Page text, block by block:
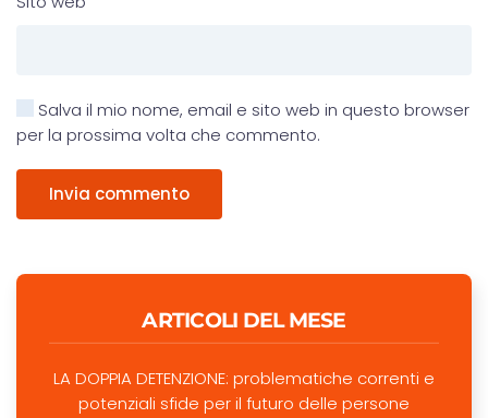
Salva il mio nome, email e sito web in questo browser
per la prossima volta che commento.
Invia commento
ARTICOLI DEL MESE
LA DOPPIA DETENZIONE: problematiche correnti e
potenziali sfide per il futuro delle persone